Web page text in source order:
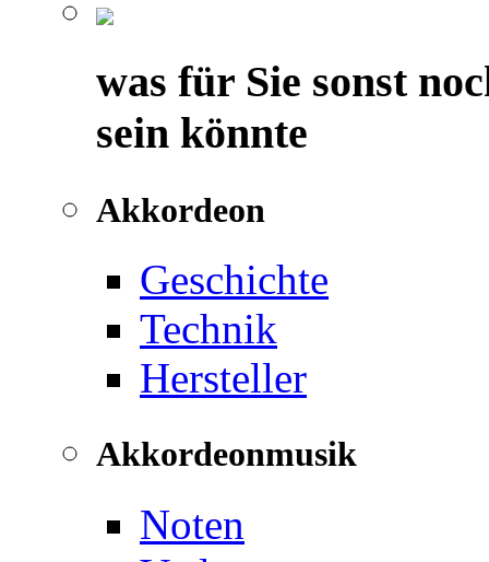
was für Sie sonst
sein könnte
Akkordeon
Geschichte
Technik
Hersteller
Akkordeonmusik
Noten